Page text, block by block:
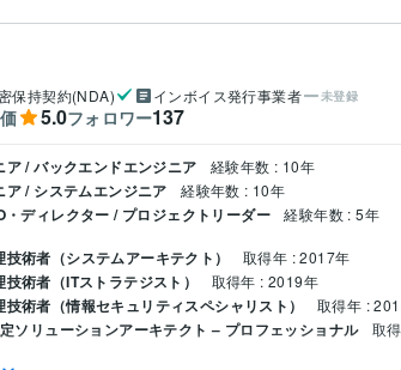
保持契約(NDA) インボイス発行事業者 未登録
5.0フォロワー137
ア / バックエンドエンジニア 経験年数 : 10年
ア / システムエンジニア 経験年数 : 10年
・ディレクター / プロジェクトリーダー 経験年数 : 5年
技術者（システムアーキテクト） 取得年 : 2017年
技術者（ITストラテジスト） 取得年 : 2019年
技術者（情報セキュリティスペシャリスト） 取得年 :
ソリューションアーキテクト – プロフェッショナル 取